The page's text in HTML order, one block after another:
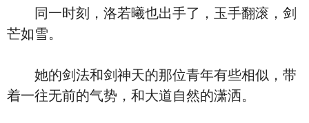
同一时刻，洛若曦也出手了，玉手翻滚，剑
芒如雪。
她的剑法和剑神天的那位青年有些相似，带
着一往无前的气势，和大道自然的潇洒。